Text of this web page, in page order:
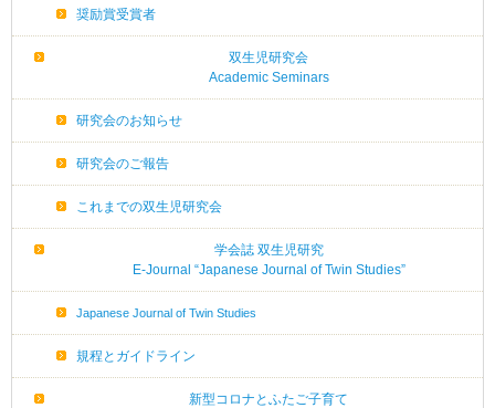
奨励賞受賞者
双生児研究会
Academic Seminars
研究会のお知らせ
研究会のご報告
これまでの双生児研究会
学会誌 双生児研究
E-Journal “Japanese Journal of Twin Studies”
Japanese Journal of Twin Studies
規程とガイドライン
新型コロナとふたご子育て